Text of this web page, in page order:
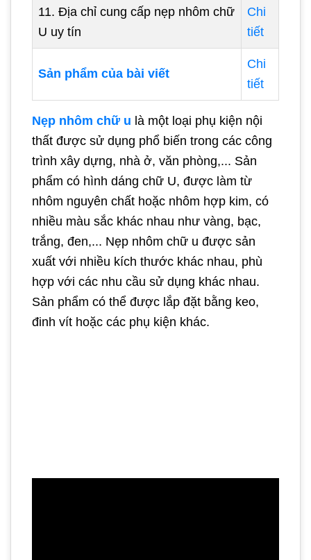
11. Địa chỉ cung cấp nẹp nhôm chữ
U uy tín
Chi
tiết
Sản phẩm của bài viết
Chi
tiết
Nẹp nhôm chữ u là một loại phụ kiện nội
thất được sử dụng phổ biến trong các công
trình xây dựng, nhà ở, văn phòng,... Sản
phẩm có hình dáng chữ U, được làm từ
nhôm nguyên chất hoặc nhôm hợp kim, có
nhiều màu sắc khác nhau như vàng, bạc,
trắng, đen,... Nẹp nhôm chữ u được sản
xuất với nhiều kích thước khác nhau, phù
hợp với các nhu cầu sử dụng khác nhau.
Sản phẩm có thể được lắp đặt bằng keo,
đinh vít hoặc các phụ kiện khác.